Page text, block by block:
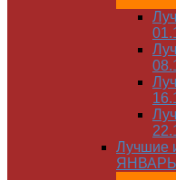
Лучшие
ЯНВАРЬ